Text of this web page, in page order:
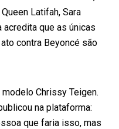
Latifah, Sara
acredita que as únicas
contra Beyoncé são
Chrissy Teigen.
na plataforma:
que faria isso, mas